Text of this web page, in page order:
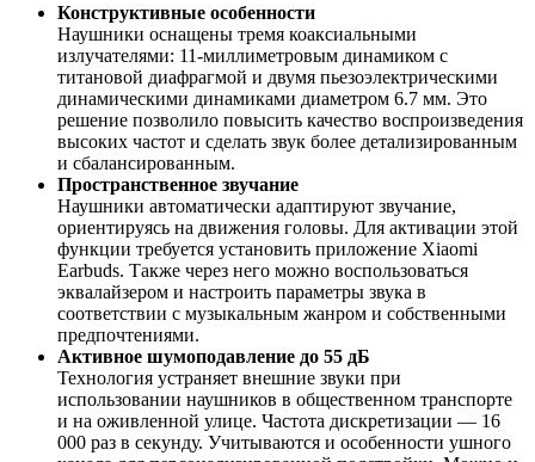
Конструктивные особенности
Наушники оснащены тремя коаксиальными
излучателями: 11-миллиметровым динамиком с
титановой диафрагмой и двумя пьезоэлектрическими
динамическими динамиками диаметром 6.7 мм. Это
решение позволило повысить качество воспроизведения
высоких частот и сделать звук более детализированным
и сбалансированным.
Пространственное звучание
Наушники автоматически адаптируют звучание,
ориентируясь на движения головы. Для активации этой
функции требуется установить приложение Xiaomi
Earbuds. Также через него можно воспользоваться
эквалайзером и настроить параметры звука в
соответствии с музыкальным жанром и собственными
предпочтениями.
Активное шумоподавление до 55 дБ
Технология устраняет внешние звуки при
использовании наушников в общественном транспорте
и на оживленной улице. Частота дискретизации — 16
000 раз в секунду. Учитываются и особенности ушного